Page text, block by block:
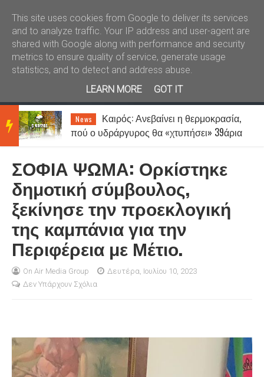
Καλώς ήλθατε Kral News
BRE
AKIN
NEW
Lifestyle
Πως λειτουργεί το γυναικείο
μυαλό σε σχέση με το αντρικό…
ΣΟΦΙΑ ΨΩΜΑ: Ορκίστηκε
δημοτική σύμβουλος,
ξεκίνησε την προεκλογική
της καμπάνια για την
Περιφέρεια με Μέτιο.
On Air Media Group
Δευτέρα, Ιουλίου 10, 2023
Δεν Υπάρχουν Σχόλια
This site uses cookies from Google to deliver its services
and to analyze traffic. Your IP address and user-agent are
shared with Google along with performance and security
metrics to ensure quality of service, generate usage
statistics, and to detect and address abuse.
LEARN MORE
GOT IT